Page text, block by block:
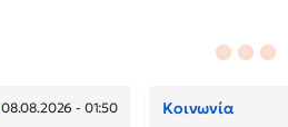
08.08.2026 - 01:50 Κοινωνία